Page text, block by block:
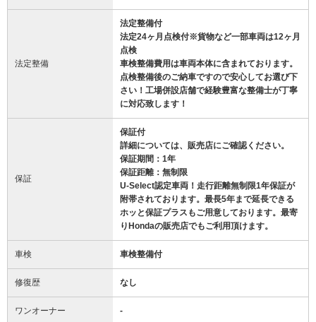
法定整備
法定整備付
法定24ヶ月点検付※貨物など一部車両は12ヶ月
点検
車検整備費用は車両本体に含まれております。
点検整備後のご納車ですので安心してお選び下
さい！工場併設店舗で経験豊富な整備士が丁寧
に対応致します！
保証
保証付
詳細については、販売店にご確認ください。
保証期間：1年
保証距離：無制限
U-Select認定車両！走行距離無制限1年保証が
附帯されております。最長5年まで延長できる
ホッと保証プラスもご用意しております。最寄
りHondaの販売店でもご利用頂けます。
車検 車検整備付
修復歴 なし
ワンオーナー -